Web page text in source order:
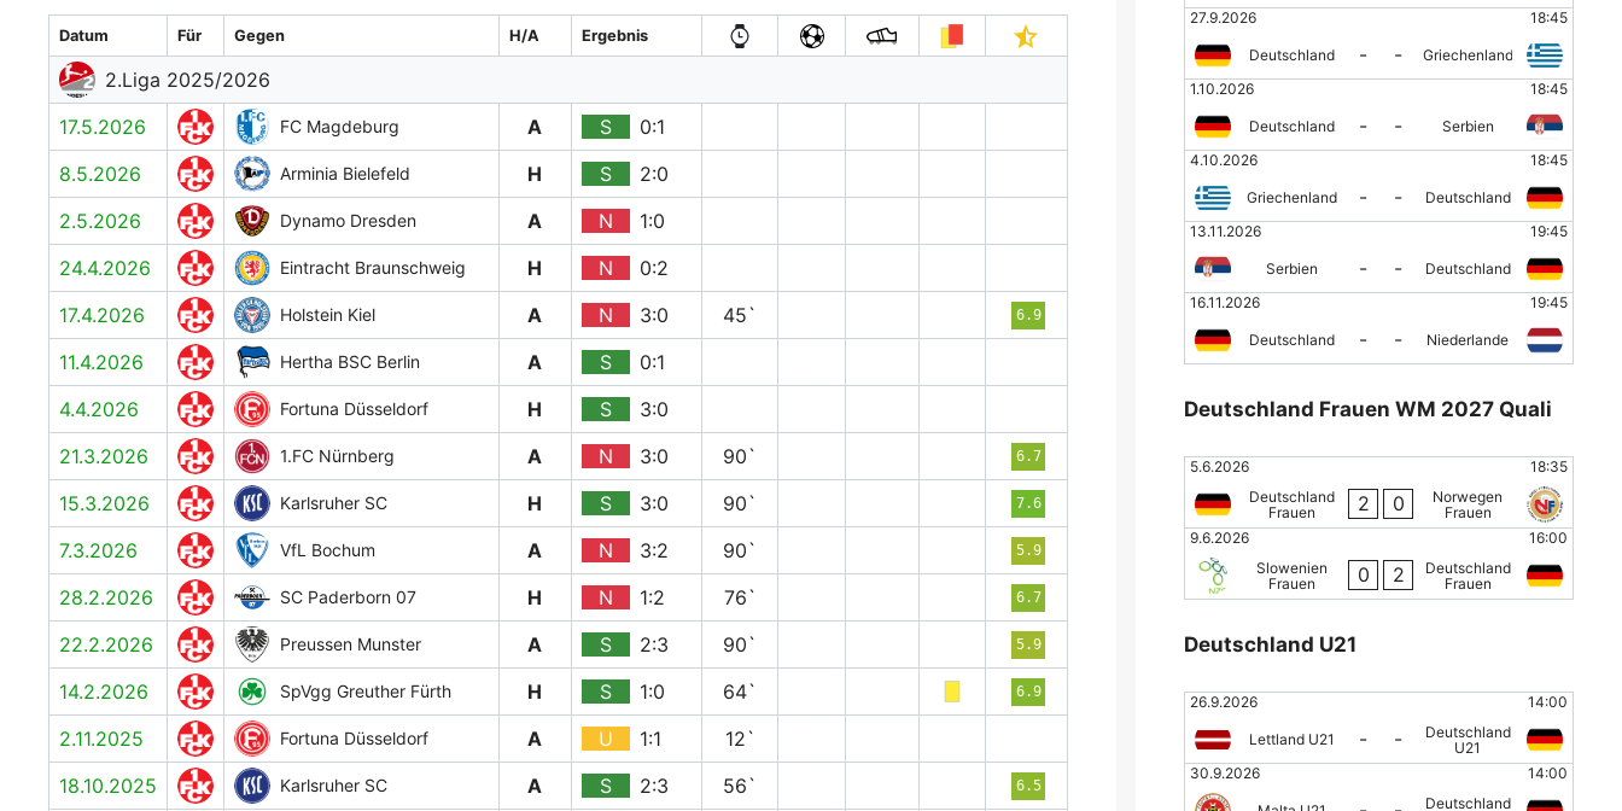
Datum Für Gegen H/A Ergebnis
2.Liga 2025/2026
17.5.2026
FC Magdeburg A S
0:1
8.5.2026
Arminia Bielefeld H S
2:0
2.5.2026
Dynamo Dresden A N
1:0
24.4.2026
Eintracht Braunschweig H N
0:2
17.4.2026
Holstein Kiel A N 3:0 45` 6.9
11.4.2026 Hertha BSC Berlin A S
0:1
4.4.2026
Fortuna Düsseldorf H S
3:0
21.3.2026
1.FC Nürnberg A N 3:0 90` 6.7
15.3.2026 Karlsruher SC H S 3:0 90` 7.6
7.3.2026 VfL Bochum A N 3:2 90` 5.9
28.2.2026 SC Paderborn 07 H N 1:2 76` 6.7
22.2.2026 Preussen Munster A S 2:3 90` 5.9
14.2.2026 SpVgg Greuther Fürth H S 1:0 64` 6.9
2.11.2025 Fortuna Düsseldorf A U 1:1
12`
18.10.2025
Karlsruher SC A S 2:3 56` 6.5
27.9.2026
18:45
Deutschland - -
Griechenland
1.10.2026
18:45
Deutschland - -
Serbien
4.10.2026
18:45
Griechenland - -
Deutschland
13.11.2026
19:45
Serbien - -
Deutschland
16.11.2026
19:45
Deutschland - - Niederlande
Deutschland Frauen WM 2027 Quali
5.6.2026
18:35
Deutschland
Frauen
2 0
Norwegen
Frauen
9.6.2026
16:00
Slowenien
Frauen
0 2
Deutschland
Frauen
Deutschland U21
26.9.2026 14:00
Lettland U21 - -
Deutschland
U21
30.9.2026
14:00
Deutschland